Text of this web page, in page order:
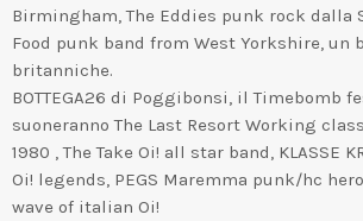
Birmingham, The Eddies punk rock dalla
Food punk band from West Yorkshire, un
britanniche.
BOTTEGA26 di Poggibonsi, il Timebomb
suoneranno The Last Resort Working
1980 , The Take Oi! all star band, KLASSE
Oi! legends, PEGS Maremma punk/hc
wave of italian Oi!